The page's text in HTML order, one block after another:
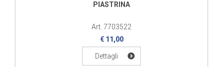
PIASTRINA
Art. 7703522
€ 11,00
Dettagli